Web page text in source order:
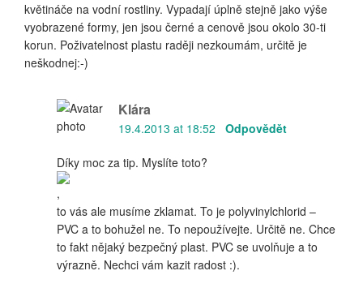
květináče na vodní rostliny. Vypadají úplně stejně jako výše
vyobrazené formy, jen jsou černé a cenově jsou okolo 30-ti
korun. Poživatelnost plastu raději nezkoumám, určitě je
neškodnej:-)
Klára
19.4.2013 at 18:52 Odpovědět
Díky moc za tip. Myslíte toto?
,
to vás ale musíme zklamat. To je polyvinylchlorid –
PVC a to bohužel ne. To nepoužívejte. Určitě ne. Chce
to fakt nějaký bezpečný plast. PVC se uvolňuje a to
výrazně. Nechci vám kazit radost :).